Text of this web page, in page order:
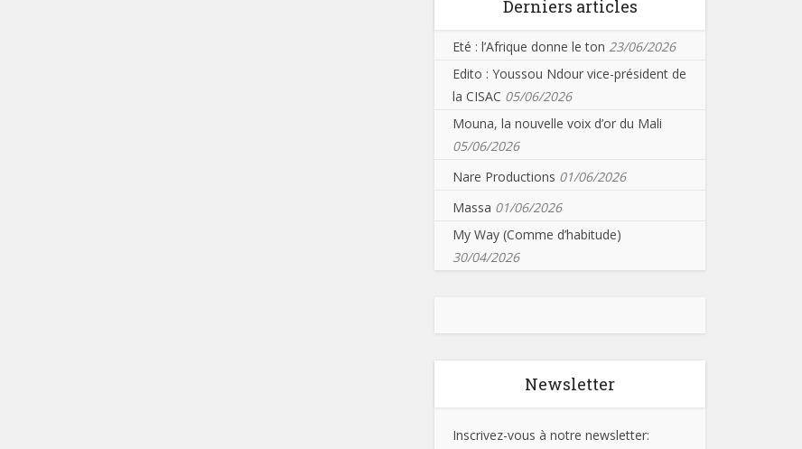
Derniers articles
Eté : l’Afrique donne le ton 23/06/2026
Edito : Youssou Ndour vice-président de
la CISAC 05/06/2026
Mouna, la nouvelle voix d’or du Mali
05/06/2026
Nare Productions 01/06/2026
Massa 01/06/2026
My Way (Comme d’habitude)
30/04/2026
Newsletter
Inscrivez-vous à notre newsletter: